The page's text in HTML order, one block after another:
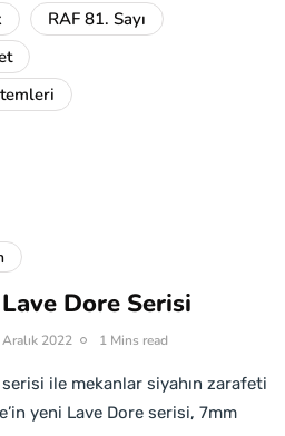
RAF 81. Sayı
Dore Serisi
2022 1 Mins read
serisi ile mekanlar siyahın zarafeti
yeni Lave Dore serisi, 7mm